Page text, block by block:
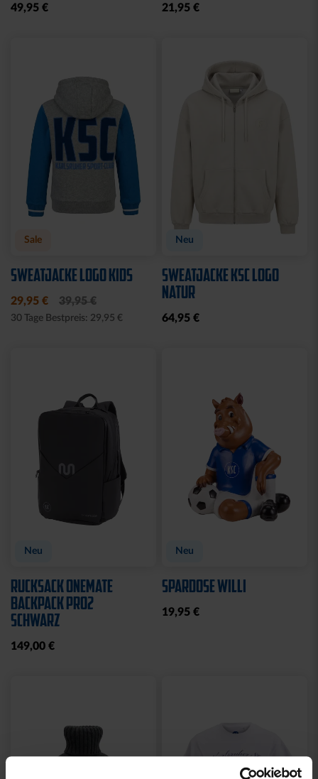
49,95 € 21,95 €
Sale
SWEATJACKE LOGO KIDS
29,95 € 39,95 €
30 Tage Bestpreis: 29,95 €
Neu
SWEATJACKE KSC LOGO
NATUR
64,95 €
Neu
RUCKSACK ONEMATE
BACKPACK PRO2
SCHWARZ
149,00 €
Neu
SPARDOSE WILLI
19,95 €